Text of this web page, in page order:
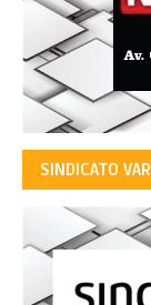
SINDICATO